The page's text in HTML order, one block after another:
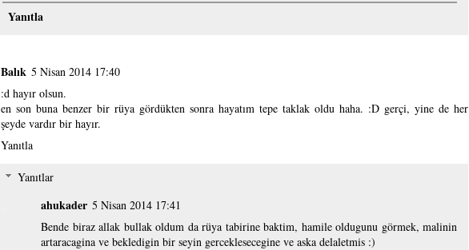
Yanıtla
Balık 5 Nisan 2014 17:40
:d hayır olsun.
en son buna benzer bir rüya gördükten sonra hayatım tepe taklak oldu haha. :D gerçi, yine de her
şeyde vardır bir hayır.
Yanıtla
Yanıtlar
ahukader 5 Nisan 2014 17:41
Bende biraz allak bullak oldum da rüya tabirine baktim, hamile oldugunu görmek, malinin
artaracagina ve bekledigin bir seyin gerceklesecegine ve aska delaletmis :)